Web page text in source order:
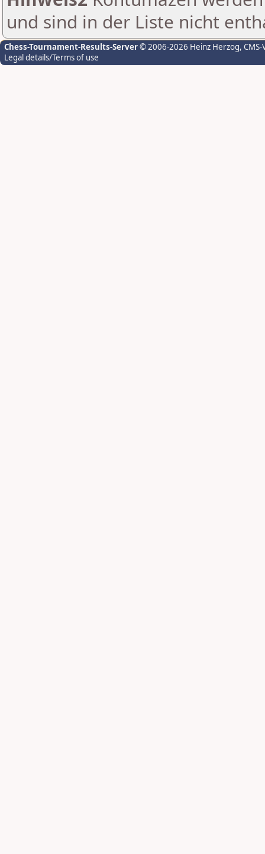
und sind in der Liste nicht
Chess-Tournament-Results-Server© 2006-2026 Heinz Herzog,
Legal details/Terms of use